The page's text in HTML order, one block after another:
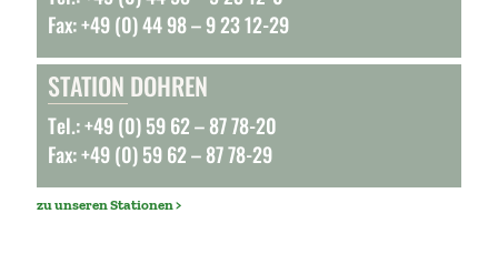
Fax: +49 (0) 44 98 – 9 23 12-29
STATION DOHREN
Tel.: +49 (0) 59 62 – 87 78-20
Fax: +49 (0) 59 62 – 87 78-29
zu unseren Stationen >